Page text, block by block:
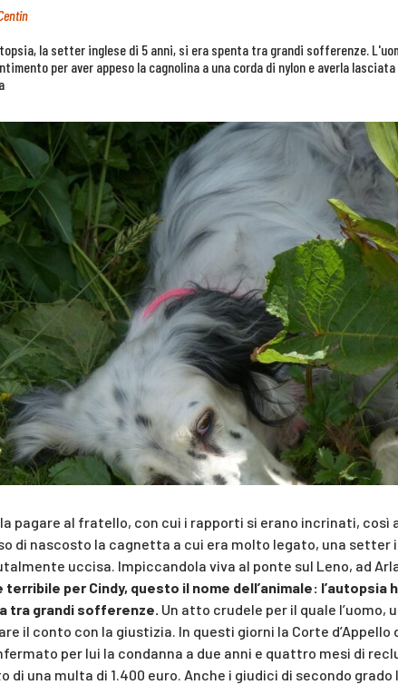
la setter inglese di 5 anni, si era spenta tra grandi sofferenze.
per aver appeso la cagnolina a una corda di nylon e averla
pagare al fratello, con cui i rapporti si erano incrinati, così
di nascosto la cagnetta a cui era molto legato, una setter
uccisa. Impiccandola viva al ponte sul Leno, ad
terribile per Cindy, questo il nome dell’animale: l’autopsia
tra grandi sofferenze. Un atto crudele per il quale l’uomo,
il conto con la giustizia. In questi giorni la Corte d’Appello
per lui la condanna a due anni e quattro mesi di
di una multa di 1.400 euro. Anche i giudici di secondo grado